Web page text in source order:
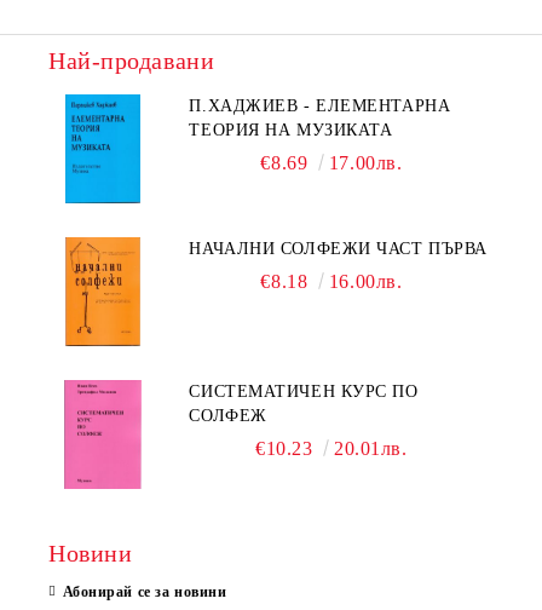
Най-продавани
П.ХАДЖИЕВ - ЕЛЕМЕНТАРНА
ТЕОРИЯ НА МУЗИКАТА
€8.69 17.00лв.
НАЧАЛНИ СОЛФЕЖИ ЧАСТ ПЪРВА
€8.18 16.00лв.
СИСТЕМАТИЧЕН КУРС ПО
СОЛФЕЖ
€10.23 20.01лв.
Новини
Абонирай се за новини